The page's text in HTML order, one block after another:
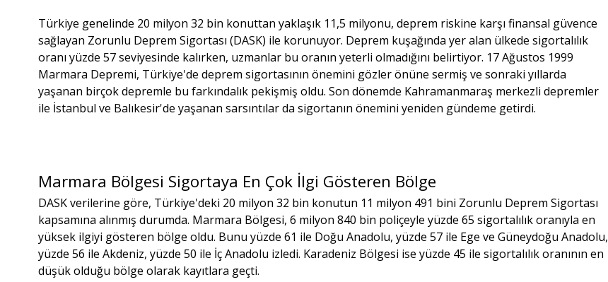
Türkiye genelinde 20 milyon 32 bin konuttan yaklaşık 11,5 milyonu, deprem riskine karşı finansal güvence
sağlayan Zorunlu Deprem Sigortası (DASK) ile korunuyor. Deprem kuşağında yer alan ülkede sigortalılık
oranı yüzde 57 seviyesinde kalırken, uzmanlar bu oranın yeterli olmadığını belirtiyor. 17 Ağustos 1999
Marmara Depremi, Türkiye'de deprem sigortasının önemini gözler önüne sermiş ve sonraki yıllarda
yaşanan birçok depremle bu farkındalık pekişmiş oldu. Son dönemde Kahramanmaraş merkezli depremler
ile İstanbul ve Balıkesir'de yaşanan sarsıntılar da sigortanın önemini yeniden gündeme getirdi.
Marmara Bölgesi Sigortaya En Çok İlgi Gösteren Bölge
DASK verilerine göre, Türkiye'deki 20 milyon 32 bin konutun 11 milyon 491 bini Zorunlu Deprem Sigortası
kapsamına alınmış durumda. Marmara Bölgesi, 6 milyon 840 bin poliçeyle yüzde 65 sigortalılık oranıyla en
yüksek ilgiyi gösteren bölge oldu. Bunu yüzde 61 ile Doğu Anadolu, yüzde 57 ile Ege ve Güneydoğu Anadolu,
yüzde 56 ile Akdeniz, yüzde 50 ile İç Anadolu izledi. Karadeniz Bölgesi ise yüzde 45 ile sigortalılık oranının en
düşük olduğu bölge olarak kayıtlara geçti.